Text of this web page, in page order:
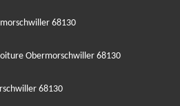
68130
Obermorschwiller 68130
68130